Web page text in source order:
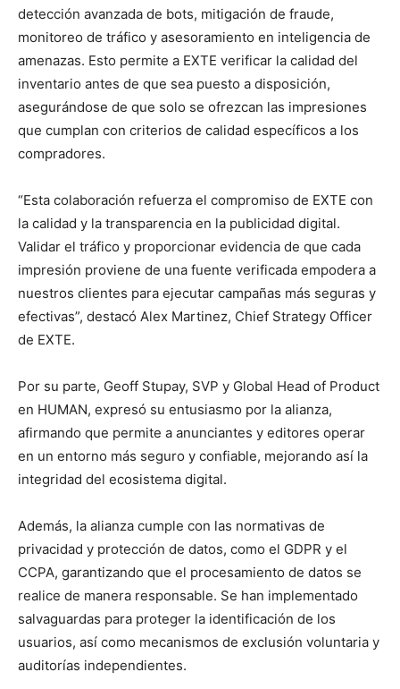
detección avanzada de bots, mitigación de fraude,
monitoreo de tráfico y asesoramiento en inteligencia de
amenazas. Esto permite a EXTE verificar la calidad del
inventario antes de que sea puesto a disposición,
asegurándose de que solo se ofrezcan las impresiones
que cumplan con criterios de calidad específicos a los
compradores.
“Esta colaboración refuerza el compromiso de EXTE con
la calidad y la transparencia en la publicidad digital.
Validar el tráfico y proporcionar evidencia de que cada
impresión proviene de una fuente verificada empodera a
nuestros clientes para ejecutar campañas más seguras y
efectivas”, destacó Alex Martinez, Chief Strategy Officer
de EXTE.
Por su parte, Geoff Stupay, SVP y Global Head of Product
en HUMAN, expresó su entusiasmo por la alianza,
afirmando que permite a anunciantes y editores operar
en un entorno más seguro y confiable, mejorando así la
integridad del ecosistema digital.
Además, la alianza cumple con las normativas de
privacidad y protección de datos, como el GDPR y el
CCPA, garantizando que el procesamiento de datos se
realice de manera responsable. Se han implementado
salvaguardas para proteger la identificación de los
usuarios, así como mecanismos de exclusión voluntaria y
auditorías independientes.